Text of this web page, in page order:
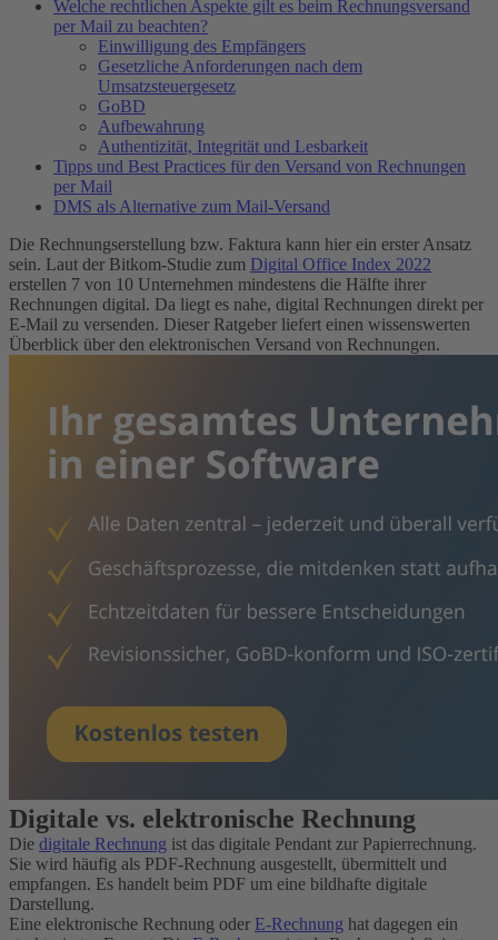
Welche rechtlichen Aspekte gilt es beim Rechnungsversand
per Mail zu beachten?
Einwilligung des Empfängers
Gesetzliche Anforderungen nach dem
Umsatzsteuergesetz
GoBD
Aufbewahrung
Authentizität, Integrität und Lesbarkeit
Tipps und Best Practices für den Versand von Rechnungen
per Mail
DMS als Alternative zum Mail-Versand
Die Rechnungserstellung bzw. Faktura kann hier ein erster Ansatz
sein. Laut der Bitkom-Studie zum Digital Office Index 2022
erstellen 7 von 10 Unternehmen mindestens die Hälfte ihrer
Rechnungen digital. Da liegt es nahe, digital Rechnungen direkt per
E-Mail zu versenden. Dieser Ratgeber liefert einen wissenswerten
Überblick über den elektronischen Versand von Rechnungen.
Digitale vs. elektronische Rechnung
Die digitale Rechnung ist das digitale Pendant zur Papierrechnung.
Sie wird häufig als PDF-Rechnung ausgestellt, übermittelt und
empfangen. Es handelt beim PDF um eine bildhafte digitale
Darstellung.
Eine elektronische Rechnung oder E-Rechnung hat dagegen ein